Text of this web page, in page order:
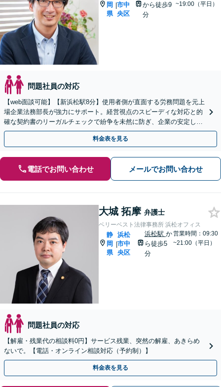
岡
県
|市中
央区
から徒歩9
分
~19:00（平日）
問題社員の対応
【web面談可能】【新浜松駅8分】使用者側が直面する労務問題を元上
場企業法務部長が強力にサポート。経営視点のスピーディな対応と的
確な契約書のリーガルチェックで紛争を未然に防ぎ、企業の安定した
成長を法務面からしっかりと後押しいたします。
料金表を見る
電話でお問い合わせ メールでお問い合わせ
大城 拓摩 弁護士
ベリーベスト法律事務所 浜松オフィス
静
岡
県
|
浜松
市中
央区
浜松駅 か
ら徒歩5
分
営業時間：09:30
~21:00（平日）
問題社員の対応
【解雇・残業代の相談料0円】サービス残業、突然の解雇、あきらめ
ないで。【電話・オンライン相談対応（予約制）】
料金表を見る